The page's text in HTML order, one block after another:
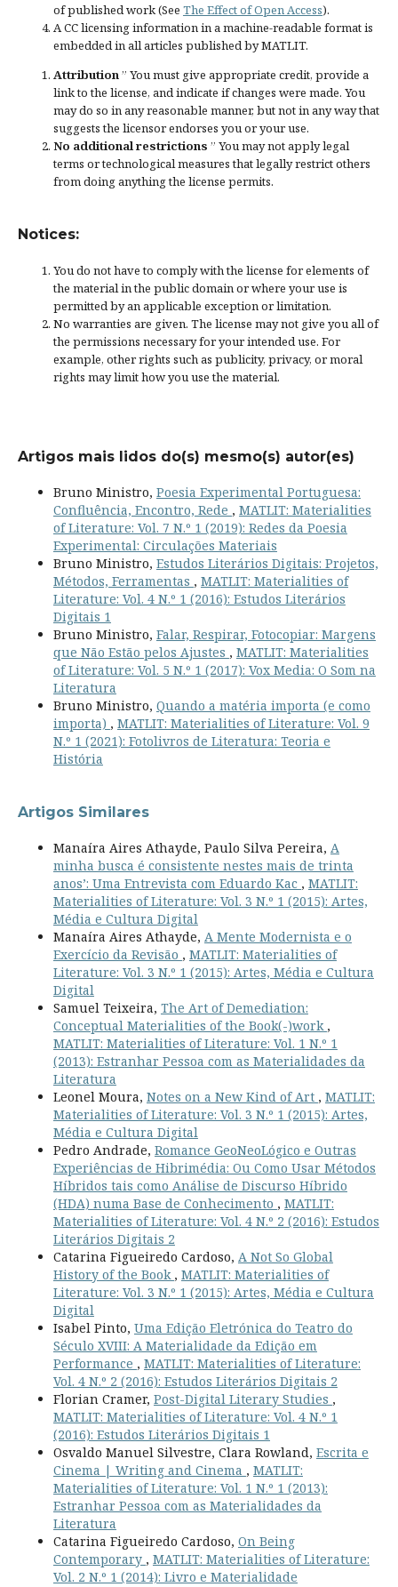
of published work (See The Effect of Open Access).
A CC licensing information in a machine-readable format is
embedded in all articles published by MATLIT.
Attribution” You must give appropriate credit, provide a
link to the license, andindicate if changes were made. You
may do so in any reasonable manner, but not in any way that
suggests the licensor endorses you or your use.
No additional restrictions ” You may not apply legal
terms ortechnological measuresthat legally restrict others
from doing anything the license permits.
Notices:
You do not have to comply with the license for elements of
the material in the public domain or where your use is
permitted by an applicable exception or limitation.
No warranties are given. The license may not give you all of
the permissions necessary for your intended use. For
example, other rights such as publicity, privacy, or moral
rights may limit how you use the material.
Artigos mais lidos do(s) mesmo(s) autor(es)
Bruno Ministro, Poesia Experimental Portuguesa:
Confluência, Encontro, Rede , MATLIT: Materialities
of Literature: Vol. 7 N.º 1 (2019): Redes da Poesia
Experimental: Circulações Materiais
Bruno Ministro, Estudos Literários Digitais: Projetos,
Métodos, Ferramentas , MATLIT: Materialities of
Literature: Vol. 4 N.º 1 (2016): Estudos Literários
Digitais 1
Bruno Ministro, Falar, Respirar, Fotocopiar: Margens
que Não Estão pelos Ajustes , MATLIT: Materialities
of Literature: Vol. 5 N.º 1 (2017): Vox Media: O Som na
Literatura
Bruno Ministro, Quando a matéria importa (e como
importa) , MATLIT: Materialities of Literature: Vol. 9
N.º 1 (2021): Fotolivros de Literatura: Teoria e
História
Artigos Similares
Manaíra Aires Athayde, Paulo Silva Pereira, A
minha busca é consistente nestes mais de trinta
anos’: Uma Entrevista com Eduardo Kac , MATLIT:
Materialities of Literature: Vol. 3 N.º 1 (2015): Artes,
Média e Cultura Digital
Manaíra Aires Athayde, A Mente Modernista e o
Exercício da Revisão , MATLIT: Materialities of
Literature: Vol. 3 N.º 1 (2015): Artes, Média e Cultura
Digital
Samuel Teixeira, The Art of Demediation:
Conceptual Materialities of the Book(-)work ,
MATLIT: Materialities of Literature: Vol. 1 N.º 1
(2013): Estranhar Pessoa com as Materialidades da
Literatura
Leonel Moura, Notes on a New Kind of Art , MATLIT:
Materialities of Literature: Vol. 3 N.º 1 (2015): Artes,
Média e Cultura Digital
Pedro Andrade, Romance GeoNeoLógico e Outras
Experiências de Hibrimédia: Ou Como Usar Métodos
Híbridos tais como Análise de Discurso Híbrido
(HDA) numa Base de Conhecimento , MATLIT:
Materialities of Literature: Vol. 4 N.º 2 (2016): Estudos
Literários Digitais 2
Catarina Figueiredo Cardoso, A Not So Global
History of the Book , MATLIT: Materialities of
Literature: Vol. 3 N.º 1 (2015): Artes, Média e Cultura
Digital
Isabel Pinto, Uma Edição Eletrónica do Teatro do
Século XVIII: A Materialidade da Edição em
Performance , MATLIT: Materialities of Literature:
Vol. 4 N.º 2 (2016): Estudos Literários Digitais 2
Florian Cramer, Post-Digital Literary Studies ,
MATLIT: Materialities of Literature: Vol. 4 N.º 1
(2016): Estudos Literários Digitais 1
Osvaldo Manuel Silvestre, Clara Rowland, Escrita e
Cinema | Writing and Cinema , MATLIT:
Materialities of Literature: Vol. 1 N.º 1 (2013):
Estranhar Pessoa com as Materialidades da
Literatura
Catarina Figueiredo Cardoso, On Being
Contemporary , MATLIT: Materialities of Literature:
Vol. 2 N.º 1 (2014): Livro e Materialidade